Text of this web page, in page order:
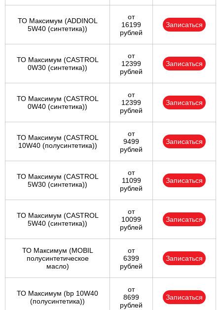
ТО Максимум (ADDINOL
5W40 (синтетика))
от
16199
рублей
Записаться
ТО Максимум (CASTROL
0W30 (синтетика))
от
12399
рублей
Записаться
ТО Максимум (CASTROL
0W40 (синтетика))
от
12399
рублей
Записаться
ТО Максимум (CASTROL
10W40 (полусинтетика))
от
9499
рублей
Записаться
ТО Максимум (CASTROL
5W30 (синтетика))
от
11099
рублей
Записаться
ТО Максимум (CASTROL
5W40 (синтетика))
от
10099
рублей
Записаться
ТО Максимум (MOBIL
полуcинтетическое
масло)
от
6399
рублей
Записаться
ТО Максимум (bp 10W40
(полусинтетика))
от
8699
рублей
Записаться